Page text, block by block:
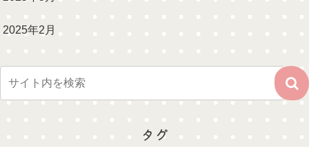
2025年2月
タグ